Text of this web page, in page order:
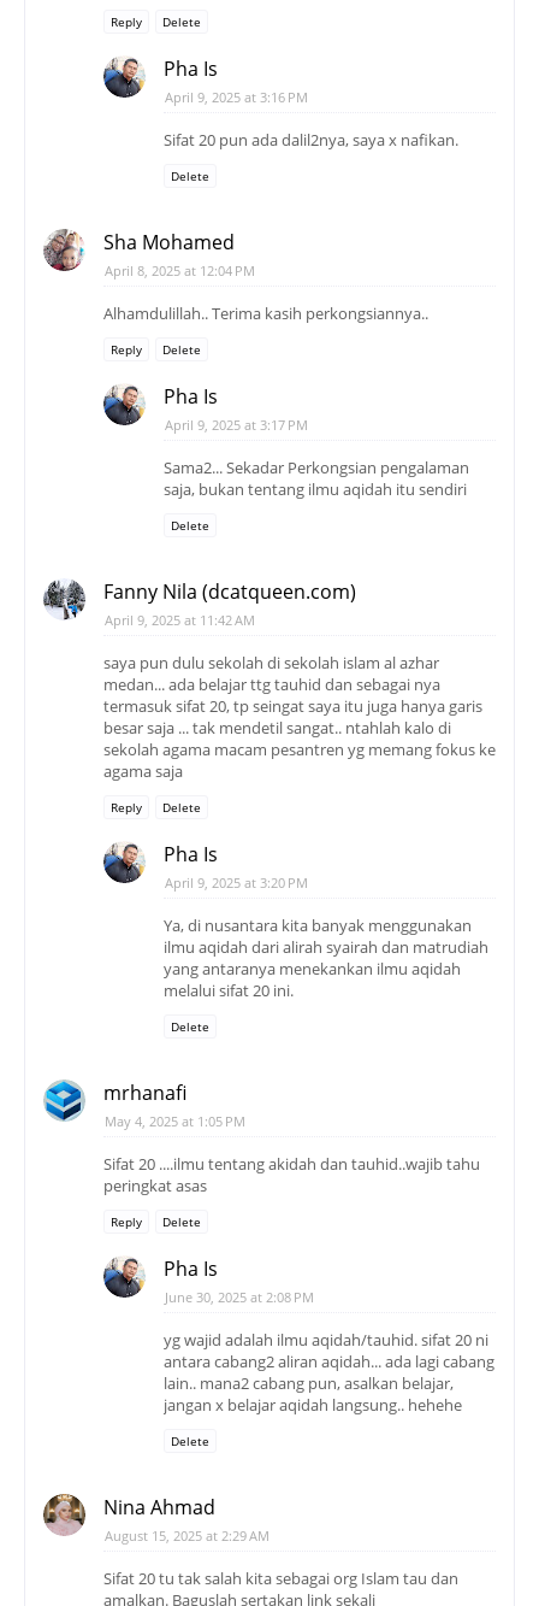
Reply Delete
Pha Is
April 9, 2025 at 3:16 PM
Sifat 20 pun ada dalil2nya, saya x nafikan.
Delete
Sha Mohamed
April 8, 2025 at 12:04 PM
Alhamdulillah.. Terima kasih perkongsiannya..
Reply Delete
Pha Is
April 9, 2025 at 3:17 PM
Sama2... Sekadar Perkongsian pengalaman
saja, bukan tentang ilmu aqidah itu sendiri
Delete
Fanny Nila (dcatqueen.com)
April 9, 2025 at 11:42 AM
saya pun dulu sekolah di sekolah islam al azhar
medan... ada belajar ttg tauhid dan sebagai nya
termasuk sifat 20, tp seingat saya itu juga hanya garis
besar saja ... tak mendetil sangat.. ntahlah kalo di
sekolah agama macam pesantren yg memang fokus ke
agama saja
Reply Delete
Pha Is
April 9, 2025 at 3:20 PM
Ya, di nusantara kita banyak menggunakan
ilmu aqidah dari alirah syairah dan matrudiah
yang antaranya menekankan ilmu aqidah
melalui sifat 20 ini.
Delete
mrhanafi
May 4, 2025 at 1:05 PM
Sifat 20 ....ilmu tentang akidah dan tauhid..wajib tahu
peringkat asas
Reply Delete
Pha Is
June 30, 2025 at 2:08 PM
yg wajid adalah ilmu aqidah/tauhid. sifat 20 ni
antara cabang2 aliran aqidah... ada lagi cabang
lain.. mana2 cabang pun, asalkan belajar,
jangan x belajar aqidah langsung.. hehehe
Delete
Nina Ahmad
August 15, 2025 at 2:29 AM
Sifat 20 tu tak salah kita sebagai org Islam tau dan
amalkan. Baguslah sertakan link sekali